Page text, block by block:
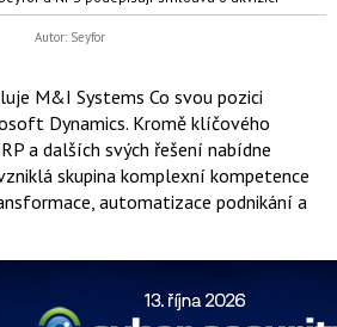
Autor: Seyfor
M&I Systems Co svou pozici
Dynamics. Kromě klíčového
a dalších svých řešení nabídne
skupina komplexní kompetence
automatizace podnikání a